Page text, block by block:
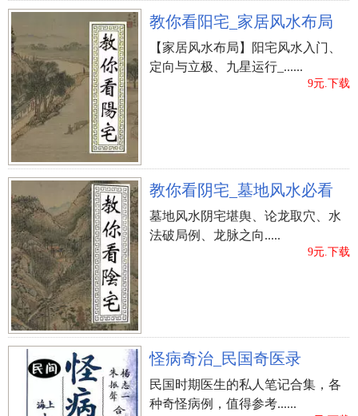
教你看阳宅_家居风水布局
【家居风水布局】阳宅风水入门、
定向与立极、九星运行_......
9元.下载
教你看阴宅_墓地风水必看
墓地风水阴宅堪舆、论龙取穴、水
法破局例、龙脉之向.....
9元.下载
怪病奇治_民国奇医录
民国时期医生的私人笔记合集，各
种奇怪病例，值得参考......